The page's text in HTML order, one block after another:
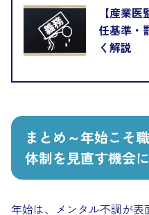
【産業
任基準・
く解説
まとめ～年始こそ
体制を見直す機会
年始は、メンタル不調が